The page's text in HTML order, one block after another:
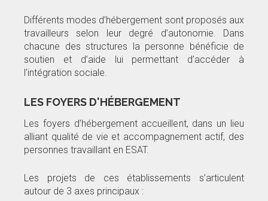
Différents modes d’hébergement sont proposés aux
travailleurs selon leur degré d’autonomie. Dans
chacune des structures la personne bénéficie de
soutien et d’aide lui permettant d’accéder à
l’intégration sociale.
LES FOYERS D'HÉBERGEMENT
Les foyers d’hébergement accueillent, dans un lieu
alliant qualité de vie et accompagnement actif, des
personnes travaillant en ESAT.
Les projets de ces établissements s’articulent
autour de 3 axes principaux :